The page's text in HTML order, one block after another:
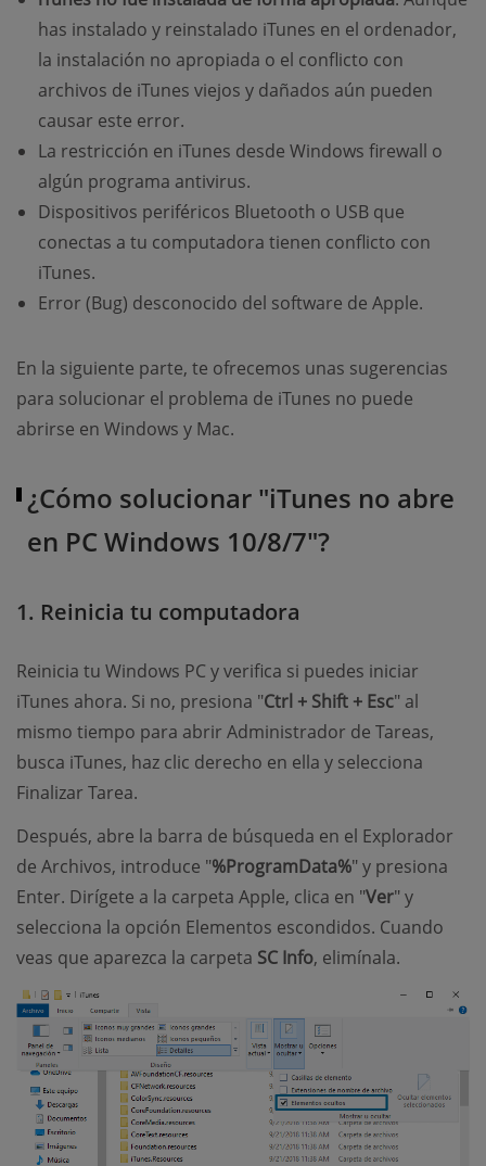
has instalado y reinstalado iTunes en el ordenador,
la instalación no apropiada o el conflicto con
archivos de iTunes viejos y dañados aún pueden
causar este error.
La restricción en iTunes desde Windows firewall o
algún programa antivirus.
Dispositivos periféricos Bluetooth o USB que
conectas a tu computadora tienen conflicto con
iTunes.
Error (Bug) desconocido del software de Apple.
En la siguiente parte, te ofrecemos unas sugerencias
para solucionar el problema de iTunes no puede
abrirse en Windows y Mac.
¿Cómo solucionar "iTunes no abre
en PC Windows 10/8/7"?
1. Reinicia tu computadora
Reinicia tu Windows PC y verifica si puedes iniciar
iTunes ahora. Si no, presiona "Ctrl + Shift + Esc" al
mismo tiempo para abrir Administrador de Tareas,
busca iTunes, haz clic derecho en ella y selecciona
Finalizar Tarea.
Después, abre la barra de búsqueda en el Explorador
de Archivos, introduce "%ProgramData%" y presiona
Enter. Dirígete a la carpeta Apple, clica en "Ver" y
selecciona la opción Elementos escondidos. Cuando
veas que aparezca la carpeta SC Info, elimínala.